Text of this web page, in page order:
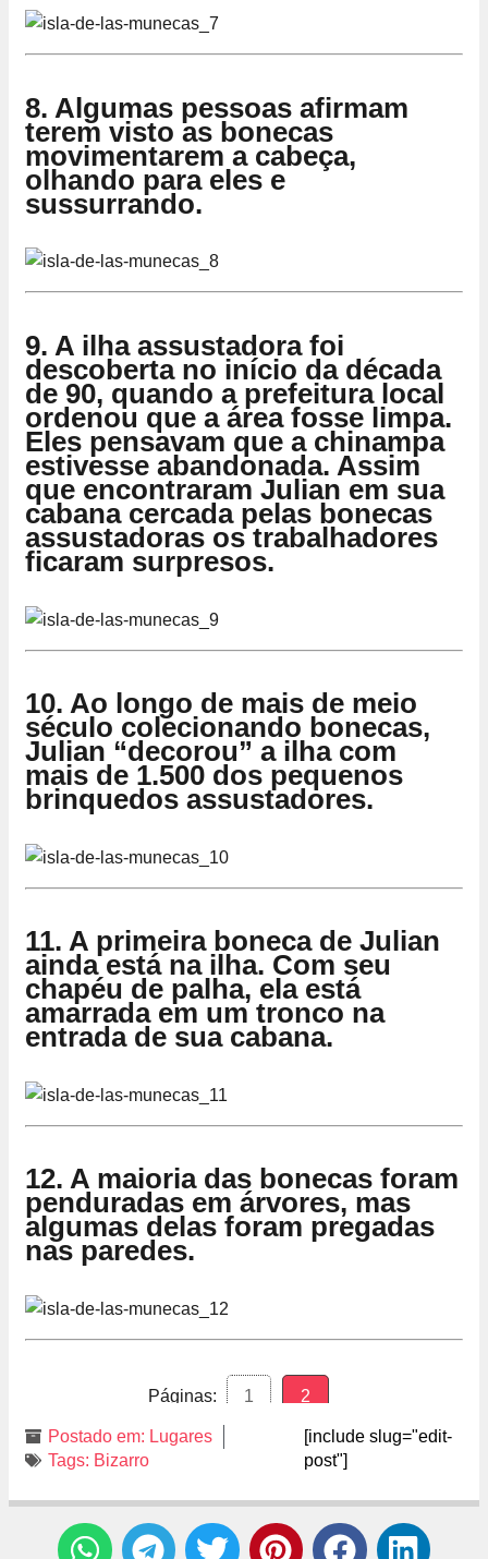
8. Algumas pessoas afirmam
terem visto as bonecas
movimentarem a cabeça,
olhando para eles e
sussurrando.
9. A ilha assustadora foi
descoberta no início da década
de 90, quando a prefeitura local
ordenou que a área fosse limpa.
Eles pensavam que a chinampa
estivesse abandonada. Assim
que encontraram Julian em sua
cabana cercada pelas bonecas
assustadoras os trabalhadores
ficaram surpresos.
10. Ao longo de mais de meio
século colecionando bonecas,
Julian “decorou” a ilha com
mais de 1.500 dos pequenos
brinquedos assustadores.
11. A primeira boneca de Julian
ainda está na ilha. Com seu
chapéu de palha, ela está
amarrada em um tronco na
entrada de sua cabana.
12. A maioria das bonecas foram
penduradas em árvores, mas
algumas delas foram pregadas
nas paredes.
Páginas: 1 2
Postado em: Lugares
Tags: Bizarro
[include slug="edit-
post"]